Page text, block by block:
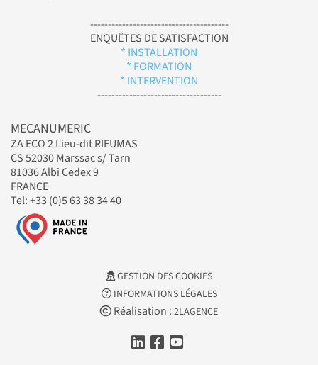
---------------------------------------
ENQUÊTES DE SATISFACTION
* INSTALLATION
* FORMATION
* INTERVENTION
-----------------------------------
MECANUMERIC
ZA ECO 2 Lieu-dit RIEUMAS
CS 52030 Marssac s/ Tarn
81036 Albi Cedex 9
FRANCE
Tel: +33 (0)5 63 38 34 40
GESTION DES COOKIES
INFORMATIONS LÉGALES
Réalisation : 2LAGENCE